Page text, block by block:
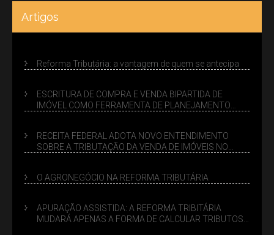
Artigos
Reforma Tributária: a vantagem de quem se antecipa
ESCRITURA DE COMPRA E VENDA BIPARTIDA DE
IMÓVEL COMO FERRAMENTA DE PLANEJAMENTO
RECEITA FEDERAL ADOTA NOVO ENTENDIMENTO
SOBRE A TRIBUTAÇÃO DA VENDA DE IMÓVEIS NO
O AGRONEGÓCIO NA REFORMA TRIBUTÁRIA
APURAÇÃO ASSISTIDA: A REFORMA TRIBITÁRIA
MUDARÁ APENAS A FORMA DE CALCULAR TRIBUTOS